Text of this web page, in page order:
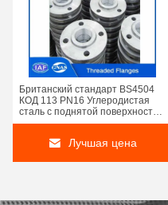
Британский стандарт BS4504
КОД 113 PN16 Углеродистая
сталь с поднятой поверхностью
и нержавеющая сталь с
Лучшая цена